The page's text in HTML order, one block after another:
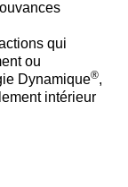
qui
ou
Dynamique®,
intérieur